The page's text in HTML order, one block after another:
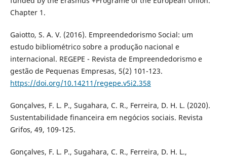
Chapter 1.
Gaiotto, S. A. V. (2016). Empreendedorismo Social: um
estudo bibliométrico sobre a produção nacional e
internacional. REGEPE - Revista de Empreendedorismo e
gestão de Pequenas Empresas, 5(2) 101-123.
https://doi.org/10.14211/regepe.v5i2.358
Gonçalves, F. L. P., Sugahara, C. R., Ferreira, D. H. L. (2020).
Sustentabilidade financeira em negócios sociais. Revista
Grifos, 49, 109-125.
Gonçalves, F. L. P., Sugahara, C. R., Ferreira, D. H. L.,